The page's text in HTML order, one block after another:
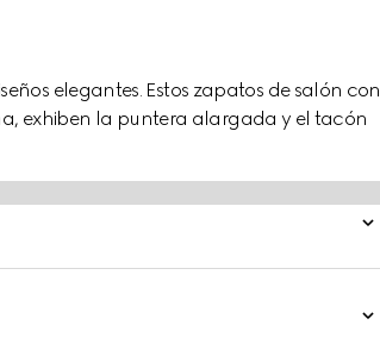
elegantes. Estos zapatos de salón con
exhiben la puntera alargada y el tacón